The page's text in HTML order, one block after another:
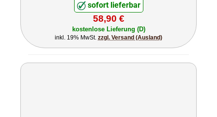
sofort lieferbar
58,90 €
kostenlose Lieferung (D)
inkl. 19% MwSt. zzgl. Versand (Ausland)